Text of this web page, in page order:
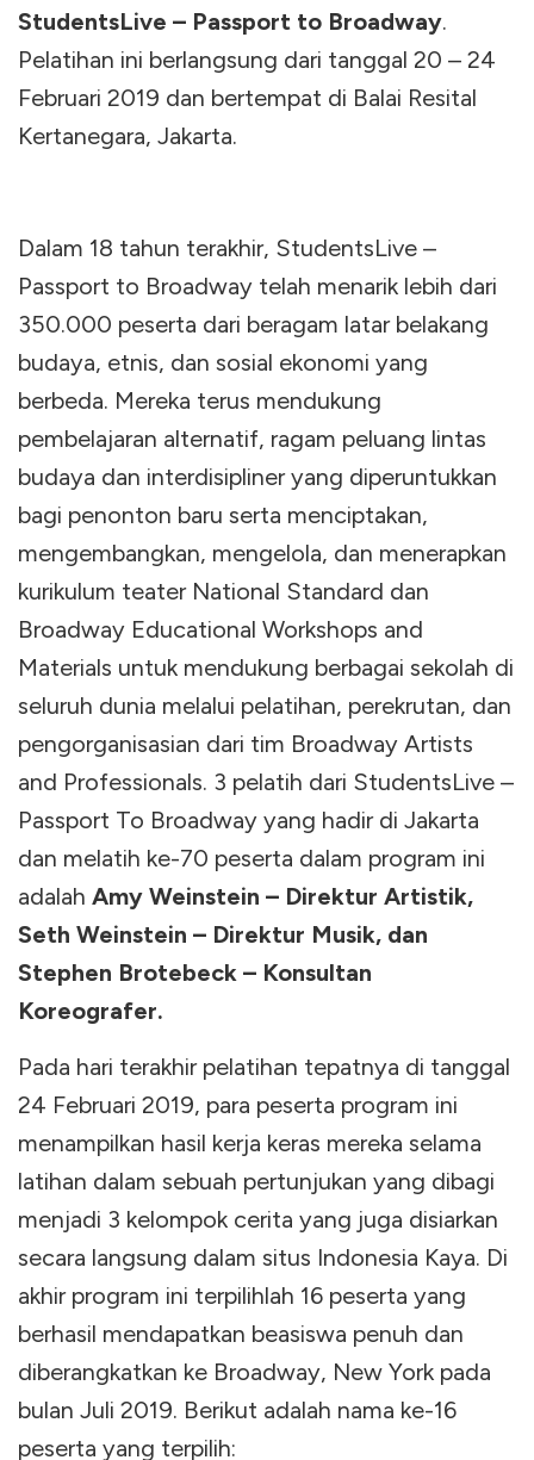
StudentsLive – Passport to Broadway.
Pelatihan ini berlangsung dari tanggal 20 – 24
Februari 2019 dan bertempat di Balai Resital
Kertanegara, Jakarta.
Dalam 18 tahun terakhir, StudentsLive –
Passport to Broadway telah menarik lebih dari
350.000 peserta dari beragam latar belakang
budaya, etnis, dan sosial ekonomi yang
berbeda. Mereka terus mendukung
pembelajaran alternatif, ragam peluang lintas
budaya dan interdisipliner yang diperuntukkan
bagi penonton baru serta menciptakan,
mengembangkan, mengelola, dan menerapkan
kurikulum teater National Standard dan
Broadway Educational Workshops and
Materials untuk mendukung berbagai sekolah di
seluruh dunia melalui pelatihan, perekrutan, dan
pengorganisasian dari tim Broadway Artists
and Professionals. 3 pelatih dari StudentsLive –
Passport To Broadway yang hadir di Jakarta
dan melatih ke-70 peserta dalam program ini
adalah Amy Weinstein – Direktur Artistik,
Seth Weinstein – Direktur Musik, dan
Stephen Brotebeck – Konsultan
Koreografer.
Pada hari terakhir pelatihan tepatnya di tanggal
24 Februari 2019, para peserta program ini
menampilkan hasil kerja keras mereka selama
latihan dalam sebuah pertunjukan yang dibagi
menjadi 3 kelompok cerita yang juga disiarkan
secara langsung dalam situs Indonesia Kaya. Di
akhir program ini terpilihlah 16 peserta yang
berhasil mendapatkan beasiswa penuh dan
diberangkatkan ke Broadway, New York pada
bulan Juli 2019. Berikut adalah nama ke-16
peserta yang terpilih: